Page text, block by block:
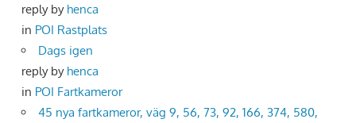
reply by henca
in POI Rastplats
Dags igen
reply by henca
in POI Fartkameror
45 nya fartkameror, väg 9, 56, 73, 92, 166, 374, 580,